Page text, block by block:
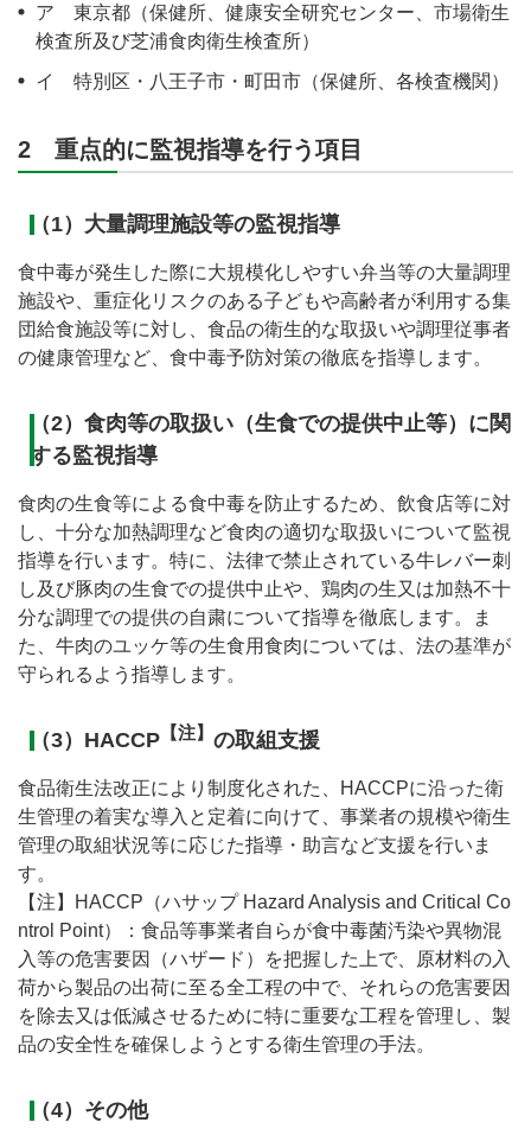
ア 東京都（保健所、健康安全研究センター、市場衛生
検査所及び芝浦食肉衛生検査所）
イ 特別区・八王子市・町田市（保健所、各検査機関）
2 重点的に監視指導を行う項目
（1）大量調理施設等の監視指導
食中毒が発生した際に大規模化しやすい弁当等の大量調理
施設や、重症化リスクのある子どもや高齢者が利用する集
団給食施設等に対し、食品の衛生的な取扱いや調理従事者
の健康管理など、食中毒予防対策の徹底を指導します。
（2）食肉等の取扱い（生食での提供中止等）に関
する監視指導
食肉の生食等による食中毒を防止するため、飲食店等に対
し、十分な加熱調理など食肉の適切な取扱いについて監視
指導を行います。特に、法律で禁止されている牛レバー刺
し及び豚肉の生食での提供中止や、鶏肉の生又は加熱不十
分な調理での提供の自粛について指導を徹底します。ま
た、牛肉のユッケ等の生食用食肉については、法の基準が
守られるよう指導します。
（3）HACCP 【注】 の取組支援
食品衛生法改正により制度化された、HACCPに沿った衛
生管理の着実な導入と定着に向けて、事業者の規模や衛生
管理の取組状況等に応じた指導・助言など支援を行いま
す。
【注】HACCP（ハサップ Hazard Analysis and Critical Co
ntrol Point）：食品等事業者自らが食中毒菌汚染や異物混
入等の危害要因（ハザード）を把握した上で、原材料の入
荷から製品の出荷に至る全工程の中で、それらの危害要因
を除去又は低減させるために特に重要な工程を管理し、製
品の安全性を確保しようとする衛生管理の手法。
（4）その他